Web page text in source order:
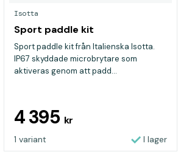
Isotta
Sport paddle kit
Sport paddle kit från Italienska Isotta.
IP67 skyddade microbrytare som
aktiveras genom att padd...
4 395 kr
1 variant I lager